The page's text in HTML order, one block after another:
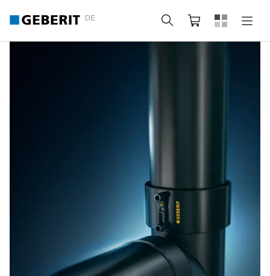
DE Suche Webshop